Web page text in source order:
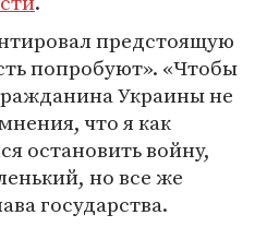
предстоящую
попробуют». «Чтобы
Украины не
что я как
остановить войну,
но все же
государства.